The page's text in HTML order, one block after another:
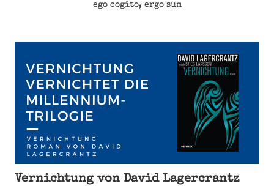
ego cogito, ergo sum
Vernichtung von David Lagercrantz